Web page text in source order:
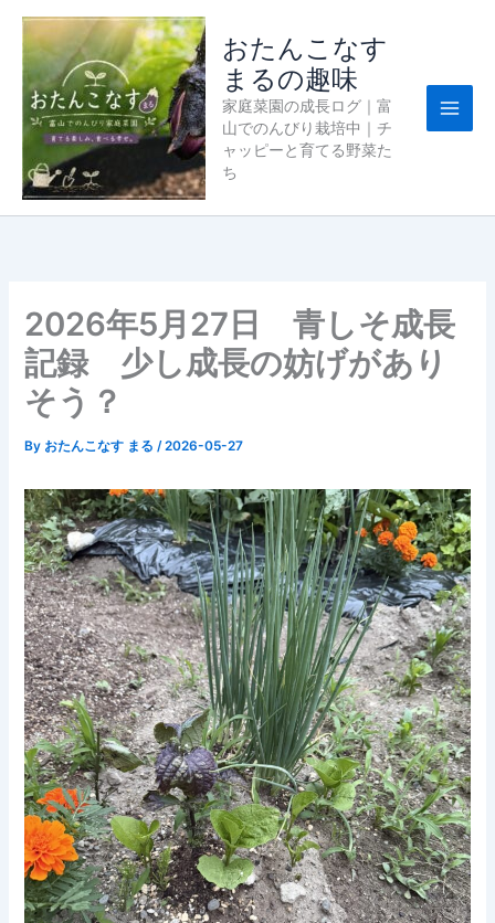
おたんこなす
まるの趣味
家庭菜園の成長ログ｜富
山でのんびり栽培中｜チ
ャッピーと育てる野菜た
ち
2026年5月27日 青しそ成長
記録 少し成長の妨げがあり
そう？
By おたんこなす まる/2026-05-27